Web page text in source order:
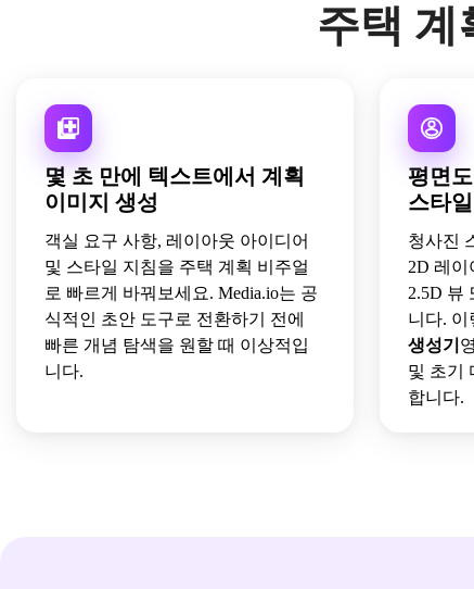
주택 계
몇 초 만에 텍스트에서 계획
이미지 생성
객실 요구 사항, 레이아웃 아이디어
및 스타일 지침을 주택 계획 비주얼
로 빠르게 바꿔보세요. Media.io는 공
식적인 초안 도구로 전환하기 전에
빠른 개념 탐색을 원할 때 이상적입
니다.
평면
스타일
청사진
2D 레이
2.5D 뷰
니다. 이
생성기
및 초기
합니다.